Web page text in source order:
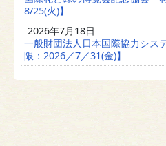
8/25(火)】
2026年7月18日
一般財団法人日本国際協力シス
限：2026／7／31(金)】